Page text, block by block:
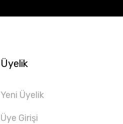
Üyelik
Yeni Üyelik
Üye Girişi